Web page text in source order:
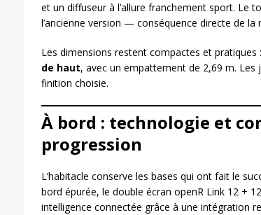
et un diffuseur à l’allure franchement sport. Le
l’ancienne version — conséquence directe de la
Les dimensions restent compactes et pratiques :
de haut, avec un empattement de 2,69 m.
finition choisie.
À bord : technologie et
progression
L’habitacle conserve les bases qui ont fait le
bord épurée, le double écran openR Link 12 +
intelligence connectée grâce à une intégration